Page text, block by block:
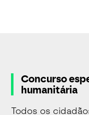
Concurso
humanitária
Todos os